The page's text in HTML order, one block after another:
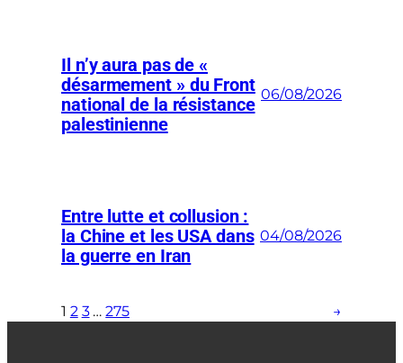
Il n’y aura pas de «
désarmement » du Front
national de la résistance
palestinienne
06/08/2026
Entre lutte et collusion :
la Chine et les USA dans
la guerre en Iran
04/08/2026
1 2 3 … 275 →